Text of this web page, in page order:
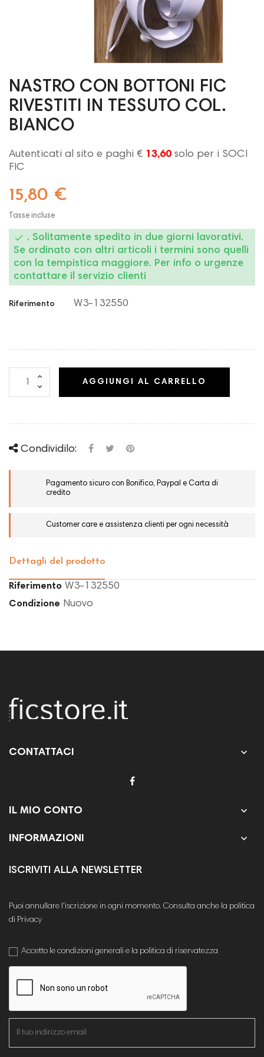
NASTRO CON BOTTONI FIC
RIVESTITI IN TESSUTO COL.
BIANCO
Autenticati al sito e paghi € 13,60 solo per i SOCI
FIC
15,80 €
Tasse incluse
 . Solitamente spedito in due giorni lavorativi.
Se ordinato con altri articoli i termini sono quelli
con la tempistica maggiore. Per info o urgenze
contattare il servizio clienti
Riferimento W3-132550
AGGIUNGI AL CARRELLO
Condividilo:
Pagamento sicuro con Bonifico, Paypal e Carta di
credito
Customer care e assistenza clienti per ogni necessità
Dettagli del prodotto
Riferimento W3-132550
Condizione Nuovo
CONTATTACI 
IL MIO CONTO 
INFORMAZIONI 
ISCRIVITI ALLA NEWSLETTER
Puoi annullare l'iscrizione in ogni momento. Consulta anche la politica
di Privacy
Accetto le condizioni generali e la politica di riservatezza